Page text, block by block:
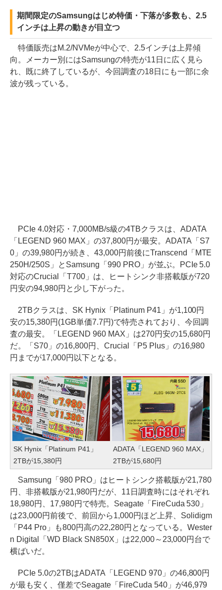
期間限定のSamsungはじめ特価・下落が多数も、2.5
インチは上昇の動きが目立つ
特価販売はM.2/NVMeが中心で、2.5インチは上昇傾
向。メーカー別にはSamsungの特売が11日に広く見ら
れ、既に終了しているが、今回調査の18日にも一部に余
波が残っている。
PCIe 4.0対応・7,000MB/s級の4TBクラスは、ADATA
「LEGEND 960 MAX」の37,800円が最安。ADATA「S7
0」の39,980円が続き、43,000円前後にTranscend「MTE
250H/250S」とSamsung「990 PRO」が並ぶ。PCIe 5.0
対応のCrucial「T700」は、ヒートシンク非搭載版が720
円安の94,980円と少し下がった。
2TBクラスは、SK Hynix「Platinum P41」が1,100円
安の15,380円(1GB単価7.7円)で特売されており、今回調
査の最安。「LEGEND 960 MAX」は270円安の15,680円
だ。「S70」の16,800円、Crucial「P5 Plus」の16,980
円までが17,000円以下となる。
SK Hynix「Platinum P41」
2TBが15,380円
ADATA「LEGEND 960 MAX」
2TBが15,680円
Samsung「980 PRO」はヒートシンク搭載版が21,780
円、非搭載版が21,980円だが、11日調査時にはそれぞれ
18,980円、17,980円で特売。Seagate「FireCuda 530」
は23,000円前後で、前回から1,000円ほど上昇、Solidigm
「P44 Pro」も800円高の22,280円となっている。Wester
n Digital「WD Black SN850X」は22,000～23,000円台で
横ばいだ。
PCIe 5.0の2TBはADATA「LEGEND 970」の46,800円
が最も安く、僅差でSeagate「FireCuda 540」が46,979